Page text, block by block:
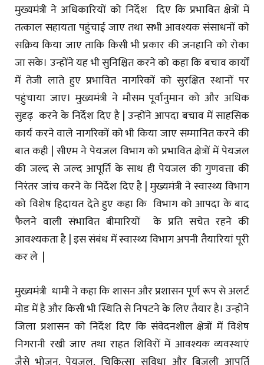
मुख्यमंत्री ने अधिकारियों को निर्देश दिए कि प्रभावित क्षेत्रों में
तत्काल सहायता पहुंचाई जाए तथा सभी आवश्यक संसाधनों को
सक्रिय किया जाए ताकि किसी भी प्रकार की जनहानि को रोका
जा सके। उन्होंने यह भी सुनिश्चित करने को कहा कि बचाव कार्यों
में तेजी लाते हुए प्रभावित नागरिकों को सुरक्षित स्थानों पर
पहुंचाया जाए। मुख्यमंत्री ने मौसम पूर्वानुमान को और अधिक
सुदृढ़ करने के निर्देश दिए है | उन्होंने आपदा बचाव में साहसिक
कार्य करने वाले नागरिकों को भी किया जाए सम्मानित करने की
बात कही | सीएम ने पेयजल विभाग को प्रभावित क्षेत्रों में पेयजल
की जल्द से जल्द आपूर्ति के साथ ही पेयजल की गुणवत्ता की
निरंतर जांच करने के निर्देश दिए है | मुख्यमंत्री ने स्वास्थ्य विभाग
को विशेष हिदायत देते हुए कहा कि विभाग को आपदा के बाद
फैलने वाली संभावित बीमारियों के प्रति सचेत रहने की
आवश्यकता है | इस संबंध में स्वास्थ्य विभाग अपनी तैयारियां पूरी
कर ले |
मुख्यमंत्री धामी ने कहा कि शासन और प्रशासन पूर्ण रूप से अलर्ट
मोड में है और किसी भी स्थिति से निपटने के लिए तैयार है। उन्होंने
जिला प्रशासन को निर्देश दिए कि संवेदनशील क्षेत्रों में विशेष
निगरानी रखी जाए तथा राहत शिविरों में आवश्यक व्यवस्थाएं